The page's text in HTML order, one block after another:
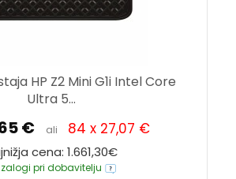
HP Z2 Mini G1i Intel Core
Ultra 5...
€ ali 84 x 27,07 €
cena: 1.661,30€
pri dobavitelju